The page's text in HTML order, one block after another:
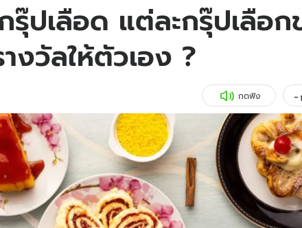
สถิติหวยไทย
หวยลาว
วัยรุ่น
ไอที
รถยนต์
สุขภาพ
เที่ยว-กิน
Tasteful Thailand
Sanook Choice
ติดตามสนุกโซเชียลได้ที่
รุ๊ปเลือด แต่ละกรุ๊ปเลือ
งวัลให้ตัวเอง ?
กดฟัง -